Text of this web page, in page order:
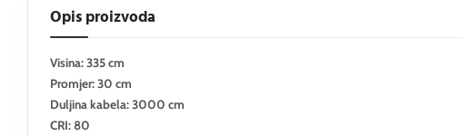
Opis proizvoda
Visina: 335 cm
Promjer: 30 cm
Duljina kabela: 3000 cm
CRI: 80